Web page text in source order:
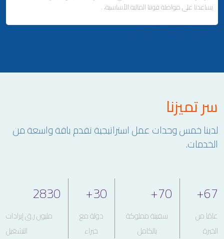
ملاحة لإصلاح وتصنيع السفن
إدارة السفن
يساعدنا على مواصلة قوتنا المالية الأساسية، .
الاستثمارات العقارية والمالية
التطوير العقاري وإدارة الممتلكات
علاقات المستثمرين
سر تميزنا
لدينا خمس وحدات عمل استراتيجية تقدم باقة واسعة من
الخدمات.
67
+
عامًا من
الخبرة
70
+
سفينة مملوكة
بالكامل
30
+
دولة مع
خبراء
2830
مليون ر.ق إيرادات
التشغيل